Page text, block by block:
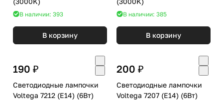
В наличии: 393
В корзину
В наличии: 385
В корзину
190 ₽
Светодиодные лампочки
Voltega 7212 (E14) (6Вт)
200 ₽
Светодиодные лампочки
Voltega 7207 (E14) (6Вт)